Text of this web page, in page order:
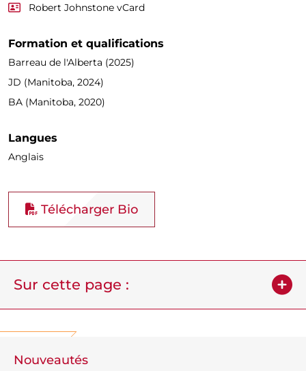
Robert Johnstone vCard
Formation et qualifications
Barreau de l'Alberta (2025)
JD (Manitoba, 2024)
BA (Manitoba, 2020)
Langues
Anglais
Télécharger Bio
Sur cette page :
Nouveautés